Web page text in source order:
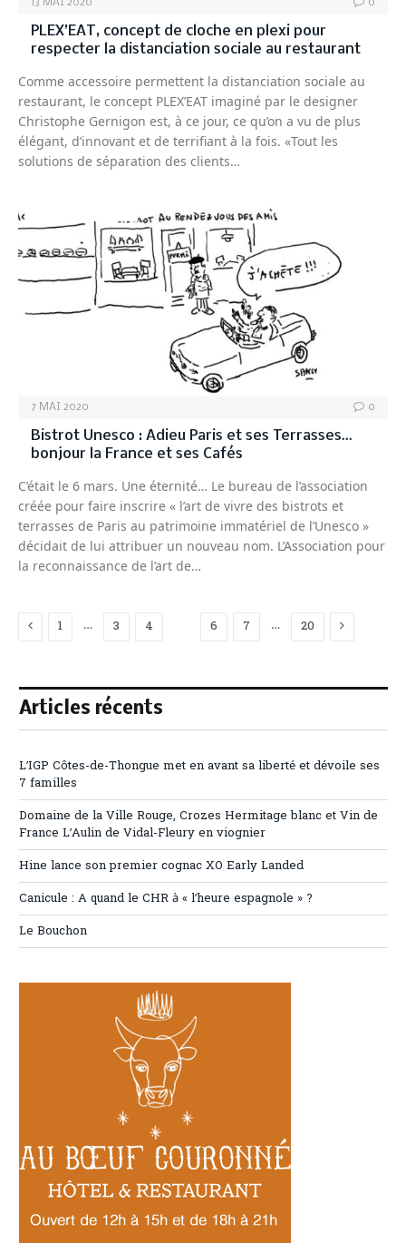
13 MAI 2020 0
PLEX’EAT, concept de cloche en plexi pour
respecter la distanciation sociale au restaurant
Comme accessoire permettent la distanciation sociale au
restaurant, le concept PLEX’EAT imaginé par le designer
Christophe Gernigon est, à ce jour, ce qu’on a vu de plus
élégant, d’innovant et de terrifiant à la fois. «Tout les
solutions de séparation des clients…
7 MAI 2020 0
Bistrot Unesco : Adieu Paris et ses Terrasses…
bonjour la France et ses Cafés
C’était le 6 mars. Une éternité… Le bureau de l’association
créée pour faire inscrire « l’art de vivre des bistrots et
terrasses de Paris au patrimoine immatériel de l’Unesco »
décidait de lui attribuer un nouveau nom. L’Association pour
la reconnaissance de l’art de…
Previous
1 … 3 4 6 7 … 20 Next
Articles récents
L’IGP Côtes-de-Thongue met en avant sa liberté et dévoile ses
7 familles
Domaine de la Ville Rouge, Crozes Hermitage blanc et Vin de
France L’Aulin de Vidal-Fleury en viognier
Hine lance son premier cognac XO Early Landed
Canicule : A quand le CHR à « l’heure espagnole » ?
Le Bouchon